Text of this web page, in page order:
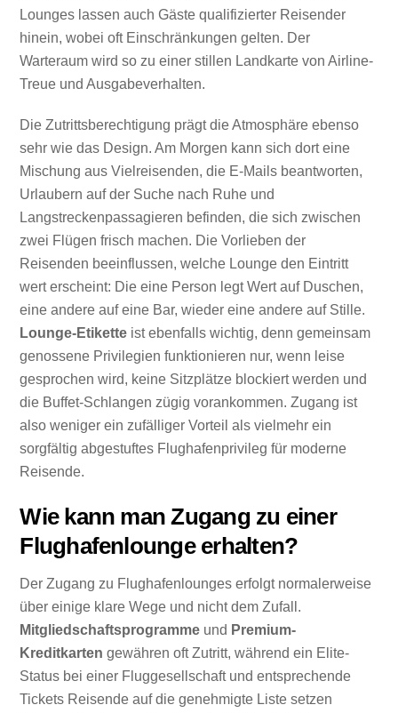
Lounges lassen auch Gäste qualifizierter Reisender
hinein, wobei oft Einschränkungen gelten. Der
Warteraum wird so zu einer stillen Landkarte von Airline-
Treue und Ausgabeverhalten.
Die Zutrittsberechtigung prägt die Atmosphäre ebenso
sehr wie das Design. Am Morgen kann sich dort eine
Mischung aus Vielreisenden, die E-Mails beantworten,
Urlaubern auf der Suche nach Ruhe und
Langstreckenpassagieren befinden, die sich zwischen
zwei Flügen frisch machen. Die Vorlieben der
Reisenden beeinflussen, welche Lounge den Eintritt
wert erscheint: Die eine Person legt Wert auf Duschen,
eine andere auf eine Bar, wieder eine andere auf Stille.
Lounge-Etikette ist ebenfalls wichtig, denn gemeinsam
genossene Privilegien funktionieren nur, wenn leise
gesprochen wird, keine Sitzplätze blockiert werden und
die Buffet-Schlangen zügig vorankommen. Zugang ist
also weniger ein zufälliger Vorteil als vielmehr ein
sorgfältig abgestuftes Flughafenprivileg für moderne
Reisende.
Wie kann man Zugang zu einer
Flughafenlounge erhalten?
Der Zugang zu Flughafenlounges erfolgt normalerweise
über einige klare Wege und nicht dem Zufall.
Mitgliedschaftsprogramme und Premium-
Kreditkarten gewähren oft Zutritt, während ein Elite-
Status bei einer Fluggesellschaft und entsprechende
Tickets Reisende auf die genehmigte Liste setzen